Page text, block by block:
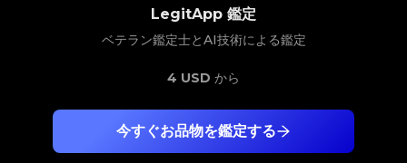
今すぐお品物を鑑定する
LegitApp 鑑定
ベテラン鑑定士とAI技術による鑑定
4 USD から